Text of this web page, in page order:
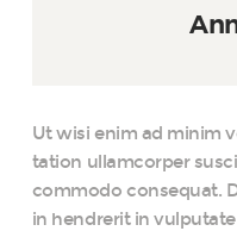
Ut wisi enim ad minim
tation ullamcorper
commodo consequat.
in hendrerit in